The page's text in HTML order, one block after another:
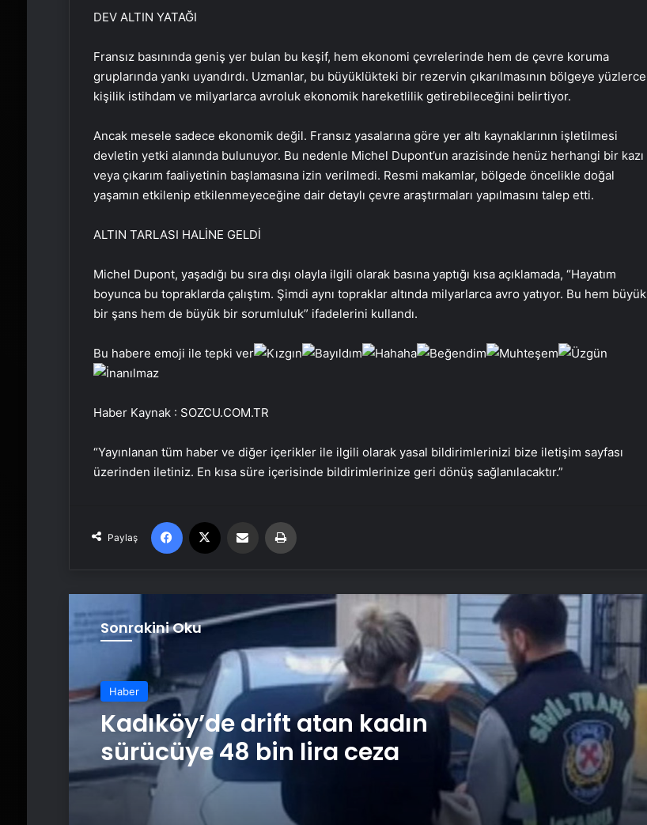
DEV ALTIN YATAĞI
Fransız basınında geniş yer bulan bu keşif, hem ekonomi çevrelerinde hem de çevre koruma
gruplarında yankı uyandırdı. Uzmanlar, bu büyüklükteki bir rezervin çıkarılmasının bölgeye yüzlerce
kişilik istihdam ve milyarlarca avroluk ekonomik hareketlilik getirebileceğini belirtiyor.
Ancak mesele sadece ekonomik değil. Fransız yasalarına göre yer altı kaynaklarının işletilmesi
devletin yetki alanında bulunuyor. Bu nedenle Michel Dupont’un arazisinde henüz herhangi bir kazı
veya çıkarım faaliyetinin başlamasına izin verilmedi. Resmi makamlar, bölgede öncelikle doğal
yaşamın etkilenip etkilenmeyeceğine dair detaylı çevre araştırmaları yapılmasını talep etti.
ALTIN TARLASI HALİNE GELDİ
Michel Dupont, yaşadığı bu sıra dışı olayla ilgili olarak basına yaptığı kısa açıklamada, “Hayatım
boyunca bu topraklarda çalıştım. Şimdi aynı topraklar altında milyarlarca avro yatıyor. Bu hem büyük
bir şans hem de büyük bir sorumluluk” ifadelerini kullandı.
Bu habere emoji ile tepki ver
Haber Kaynak : SOZCU.COM.TR
“Yayınlanan tüm haber ve diğer içerikler ile ilgili olarak yasal bildirimlerinizi bize iletişim sayfası
üzerinden iletiniz. En kısa süre içerisinde bildirimlerinize geri dönüş sağlanılacaktır.”
Paylaş
Facebook Email'den paylaş
Sonrakini Oku
Haber
Kadıköy’de drift atan kadın
sürücüye 48 bin lira ceza
boya… Yapamadığı iş yok
Genç kadınlarda otizm vakaları
neden arttı?
Özgür Özel’den kadınlara yönelik
kullanılan dile tepki: “Utanmazca
hakaret ettiler”
Kansere yakalandÄ± ama
yÄ±lmadÄ±: ÃocuklarÄ±nÄ±
okutmak iÃ§in baÅladÄ±ÄÄ±
arÄ±cÄ±lÄ±kta iÅleri bÃ¼yÃ¼ttÃ¼